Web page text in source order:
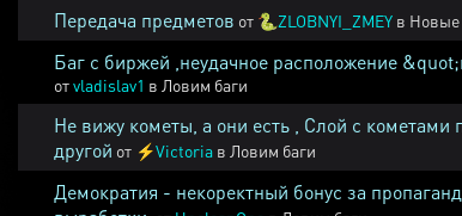
Передача предметов от 🐍ZLOBNYI_ZMEY в Новые
Баг с биржей ,неудачное расположение
отvladislav1 в Ловим баги
Не вижу кометы, а они есть , Слой с кометами
другой от ⚡Victoria в Ловим баги
Демократия - некоректный бонус за